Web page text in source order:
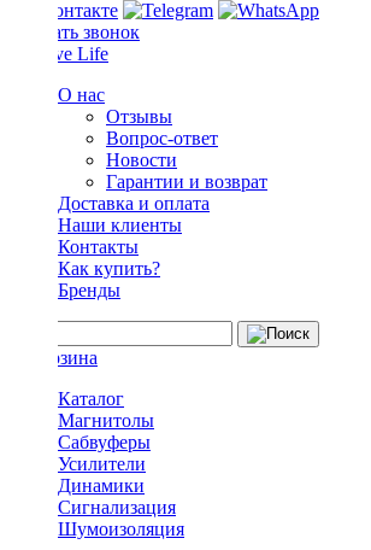
Заказать звонок
О нас
Отзывы
Вопрос-ответ
Новости
Гарантии и возврат
Доставка и оплата
Наши клиенты
Контакты
Как купить?
Бренды
Каталог
Магнитолы
Сабвуферы
Усилители
Динамики
Сигнализация
Шумоизоляция